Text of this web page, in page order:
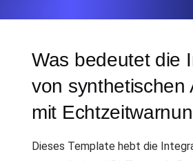
Was bedeutet die
von synthetischen
mit
Dieses Template hebt die